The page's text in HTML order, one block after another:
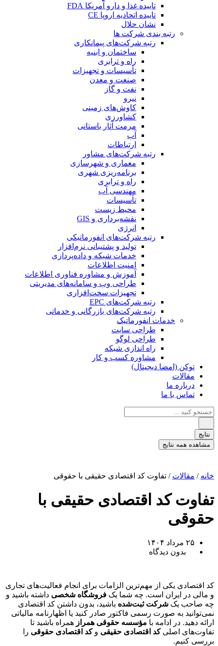
تاییده غذا و دارو آمریکا FDA
تاییده اتحادیه اروپا CE
نشان حلال
رتبه بندی شرکت ها
رتبه شرکت‌های پیمانکاری
ساختمان و ابنیه
راه و ترابری
تأسیسات و تجهیزات
صنعت و معدن
نفت و گاز
نیرو
کاوش‌های زمینی
کشاورزی
مرمت آثار باستانی
آب
ارتباطات
رتبه شرکت‌های مشاور
معماری و شهرسازی
برنامه‌ریزی شهری
راه و ترابری
مهندسی آب
تأسیسات
محیط زیست
نقشه‌برداری و GIS
انرژی
رتبه شرکت‌های انفورماتیکی
تولید و پشتیبانی نرم‌افزار
خدمات شبکه و داده‌پردازی
امنیت اطلاعات
آموزش و مشاوره فناوری اطلاعات
طراحی وب و سامانه‌های مدیریتی
تجهیزات سخت‌افزاری
رتبه شرکت‌های EPC
رتبه شرکت‌های بازرگانی و خدماتی
خدمات انفورماتیک
طراحی سایت
طراحی لوگو
راه اندازی شبکه
مشاوره کسب و کار
توکن (امضا دیجیتال)
مقالات
درباره ما
تماس با ما
جستجو
...
نتایج
مشاهده همه نتایج
خانه/ مقالات/ تفاوت کد اقتصادی حقیقی با حقوقی
تفاوت کد اقتصادی حقیقی با
حقوقی
۲۵ مرداد ۱۴۰۴
بدون دیدگاه
کد اقتصادی یکی از مهم‌ترین الزامات برای انجام فعالیت‌های تجاری
و مالی در ایران است. چه شما یک فروشگاه شخصیداشته باشید و
چه صاحب یک شرکت ثبت‌شدهباشید، بدون داشتن کد اقتصادی
نمی‌توانید به صورت رسمی فاکتور صادر کنید یا اظهارنامه مالیاتی
ارائه دهید. در ادامه با مؤسسه حقوقی همراز همراه باشید تا
تفاوت‌های اصلی کد اقتصادی حقیقیو کد اقتصادی حقوقیرا
بررسی کنیم.